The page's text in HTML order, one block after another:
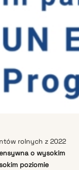
rolnych z 2022
o wysokim
poziomie